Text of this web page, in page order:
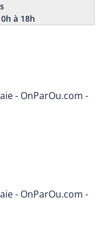
à 18h
- OnParOu.com -
- OnParOu.com -